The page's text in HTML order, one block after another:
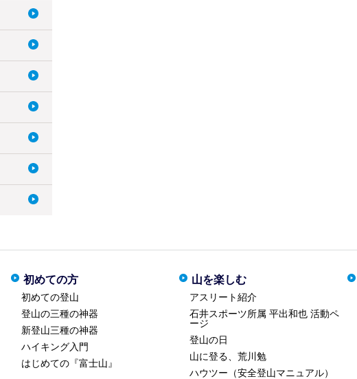
初めての方
初めての登山
登山の三種の神器
新登山三種の神器
ハイキング入門
はじめての『富士山』
山を楽しむ
アスリート紹介
石井スポーツ所属 平出和也 活動ペ
ージ
登山の日
山に登る、荒川勉
ハウツー（安全登山マニュアル）